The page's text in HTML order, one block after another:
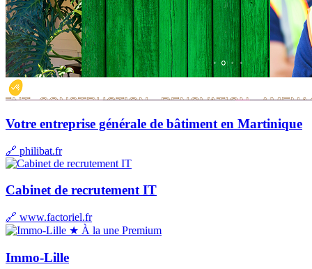
Votre entreprise générale de bâtiment en Martinique
🔗 philibat.fr
Cabinet de recrutement IT
🔗 www.factoriel.fr
★ À la une Premium
Immo-Lille